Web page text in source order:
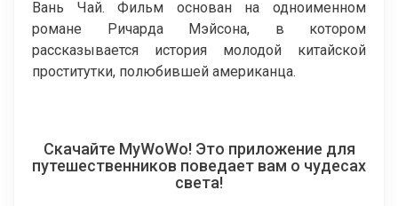
Вань Чай. Фильм основан на одноименном
романе Ричарда Мэйсона, в котором
рассказывается история молодой китайской
проститутки, полюбившей американца.
Скачайте MyWoWo! Это приложение для
путешественников поведает вам о чудесах
света!